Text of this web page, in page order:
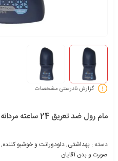
گزارش نادرستی مشخصات
مام رول ضد تعریق 24 ساعته مردانه آیسی ویو مای
دسته : بهداشتی,دئودورانت و خوشبو کننده,
صورت و بدن آقایان